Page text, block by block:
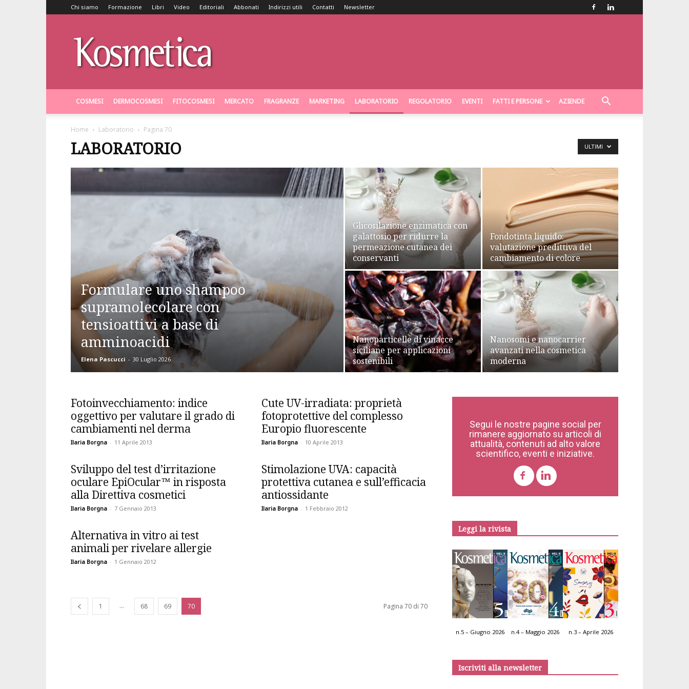
Chi siamo Formazione Libri Video Editoriali Abbonati Indirizzi utili Contatti Newsletter
COSMESI DERMOCOSMESI FITOCOSMESI MERCATO FRAGRANZE MARKETING LABORATORIO REGOLATORIO EVENTI FATTI E PERSONE AZIENDE
Home Laboratorio Pagina 70
LABORATORIO ULTIMI
Formulare uno shampoo
supramolecolare con
tensioattivi a base di
amminoacidi
Elena Pascucci - 30 Luglio 2026
Glicosilazione enzimatica con
galattosio per ridurre la
permeazione cutanea dei
conservanti
Fondotinta liquido:
valutazione predittiva del
cambiamento di colore
Nanoparticelle di vinacce
siciliane per applicazioni
sostenibili
Nanosomi e nanocarrier
avanzati nella cosmetica
moderna
Fotoinvecchiamento: indice
oggettivo per valutare il grado di
cambiamenti nel derma
Ilaria Borgna - 11 Aprile 2013
Cute UV-irradiata: proprietà
fotoprotettive del complesso
Europio fluorescente
Ilaria Borgna - 10 Aprile 2013
Sviluppo del test d’irritazione
oculare EpiOcular™ in risposta
alla Direttiva cosmetici
Ilaria Borgna - 7 Gennaio 2013
Stimolazione UVA: capacità
protettiva cutanea e sull’efficacia
antiossidante
Ilaria Borgna - 1 Febbraio 2012
Alternativa in vitro ai test
animali per rivelare allergie
Ilaria Borgna - 1 Gennaio 2012
1 ... 68 69 70 Pagina 70 di 70
Segui le nostre pagine social per
rimanere aggiornato su articoli di
attualità, contenuti ad alto valore
scientifico, eventi e iniziative.
Leggi la rivista
n.5 – Giugno 2026 n.4 – Maggio 2026 n.3 – Aprile 2026
Iscriviti alla newsletter